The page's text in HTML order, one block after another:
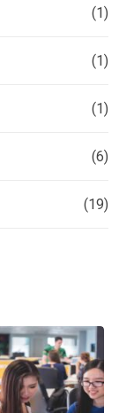
(1)
(1)
(1)
(6)
(19)